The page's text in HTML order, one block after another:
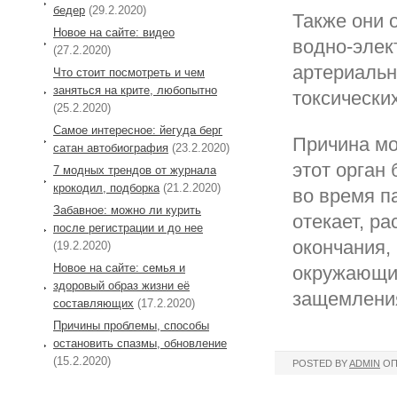
Также они
водно-
Причина
этот
во время
отекает,
POSTED BYADMIN
бедер (29.2.2020)
Новое на сайте: видео
(27.2.2020)
Что стоит посмотреть и чем
заняться на крите, любопытно
(25.2.2020)
Самое интересное: йегуда берг
сатан автобиография (23.2.2020)
7 модных трендов от журнала
крокодил, подборка (21.2.2020)
Забавное: можно ли курить
после регистрации и до нее
(19.2.2020)
Новое на сайте: семья и
здоровый образ жизни её
составляющих (17.2.2020)
Причины проблемы, способы
остановить спазмы, обновление
(15.2.2020)